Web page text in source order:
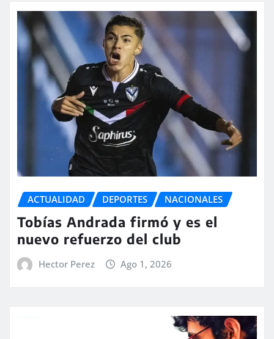
ACTUALIDAD DEPORTES NACIONALES
Tobías Andrada firmó y es el
nuevo refuerzo del club
Hector Perez Ago 1, 2026